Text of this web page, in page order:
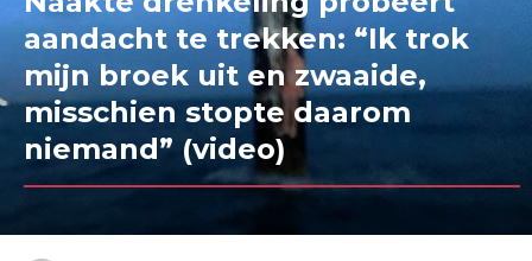
aandacht te trekken: “Ik trok
mijn broek uit en zwaaide,
misschien stopte daarom
niemand” (video)